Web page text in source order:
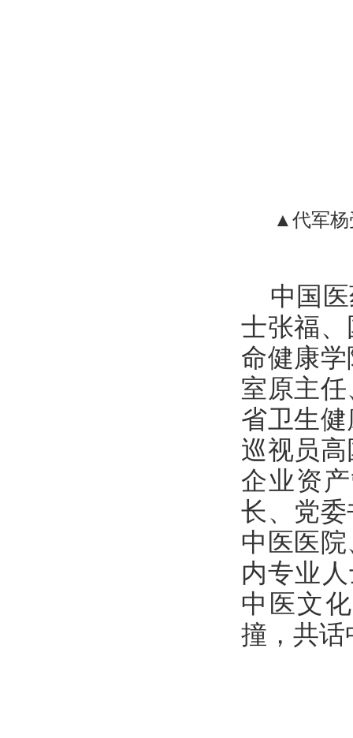
▲代军杨
中国
士张福
命健康
室原主
省卫生
巡视员
企业资
长、党
中医医
内专业
中医文
撞，共话